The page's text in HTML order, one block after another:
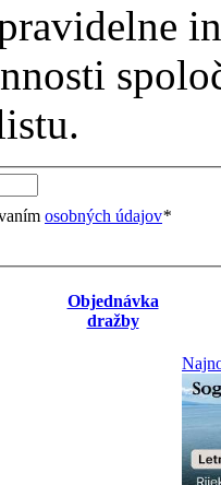
osobných údajov*
Objednávka
dražby